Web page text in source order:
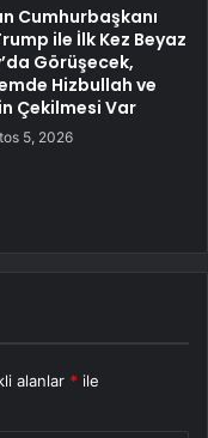
Cumhurbaşkanı
ile İlk Kez Beyaz
Görüşecek,
Hizbullah ve
Çekilmesi Var
5, 2026
alanlar * ile